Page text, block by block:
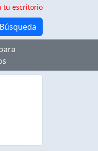
tu escritorio
Búsqueda